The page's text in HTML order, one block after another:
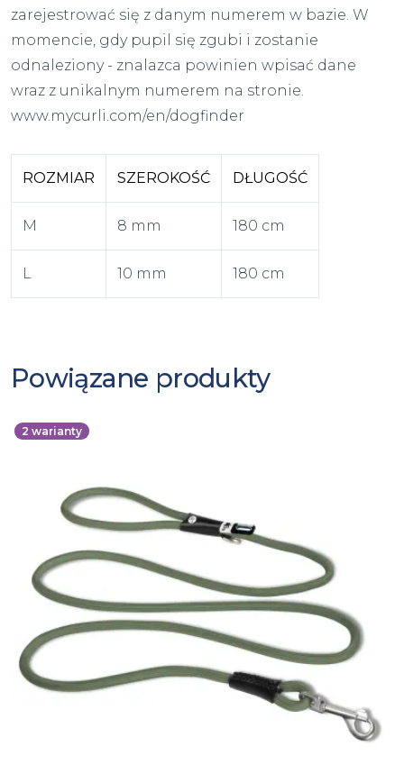
zarejestrować się z danym numerem w bazie. W
momencie, gdy pupil się zgubi i zostanie
odnaleziony - znalazca powinien wpisać dane
wraz z unikalnym numerem na stronie.
www.mycurli.com/en/dogfinder
ROZMIAR SZEROKOŚĆ DŁUGOŚĆ
M 8 mm 180 cm
L 10 mm 180 cm
Powiązane produkty
2 warianty